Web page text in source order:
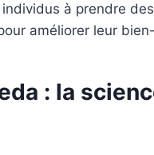
à prendre
améliorer leur
: la